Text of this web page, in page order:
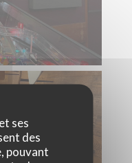
ses
des
pouvant